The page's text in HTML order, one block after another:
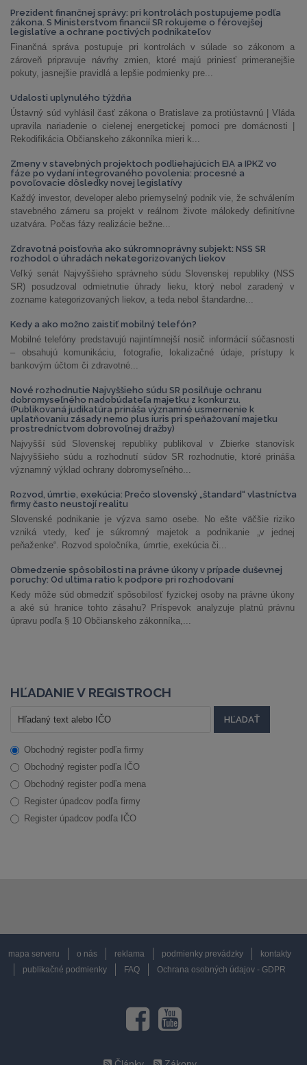
Prezident finančnej správy: pri kontrolách postupujeme podľa
zákona. S Ministerstvom financií SR rokujeme o férovejšej
legislatíve a ochrane poctivých podnikateľov
Finančná správa postupuje pri kontrolách v súlade so zákonom a
zároveň pripravuje návrhy zmien, ktoré majú priniesť primeranejšie
pokuty, jasnejšie pravidlá a lepšie podmienky pre...
Udalosti uplynulého týždňa
Ústavný súd vyhlásil časť zákona o Bratislave za protiústavnú | Vláda
upravila nariadenie o cielenej energetickej pomoci pre domácnosti |
Rekodifikácia Občianskeho zákonníka mieri k...
Zmeny v stavebných projektoch podliehajúcich EIA a IPKZ vo
fáze po vydaní integrovaného povolenia: procesné a
povoľovacie dôsledky novej legislatívy
Každý investor, developer alebo priemyselný podnik vie, že schválením
stavebného zámeru sa projekt v reálnom živote málokedy definitívne
uzatvára. Počas fázy realizácie bežne...
Zdravotná poisťovňa ako súkromnoprávny subjekt: NSS SR
rozhodol o úhradách nekategorizovaných liekov
Veľký senát Najvyššieho správneho súdu Slovenskej republiky (NSS
SR) posudzoval odmietnutie úhrady lieku, ktorý nebol zaradený v
zozname kategorizovaných liekov, a teda nebol štandardne...
Kedy a ako možno zaistiť mobilný telefón?
Mobilné telefóny predstavujú najintímnejší nosič informácií súčasnosti
– obsahujú komunikáciu, fotografie, lokalizačné údaje, prístupy k
bankovým účtom či zdravotné...
Nové rozhodnutie Najvyššieho súdu SR posilňuje ochranu
dobromyseľného nadobúdateľa majetku z konkurzu.
(Publikovaná judikatúra prináša významné usmernenie k
uplatňovaniu zásady nemo plus iuris pri speňažovaní majetku
prostredníctvom dobrovoľnej dražby)
Najvyšší súd Slovenskej republiky publikoval v Zbierke stanovísk
Najvyššieho súdu a rozhodnutí súdov SR rozhodnutie, ktoré prináša
významný výklad ochrany dobromyseľného...
Rozvod, úmrtie, exekúcia: Prečo slovenský „štandard“ vlastníctva
firmy často neustojí realitu
Slovenské podnikanie je výzva samo osebe. No ešte väčšie riziko
vzniká vtedy, keď je súkromný majetok a podnikanie „v jednej
peňaženke“. Rozvod spoločníka, úmrtie, exekúcia či...
Obmedzenie spôsobilosti na právne úkony v prípade duševnej
poruchy: Od ultima ratio k podpore pri rozhodovaní
Kedy môže súd obmedziť spôsobilosť fyzickej osoby na právne úkony
a aké sú hranice tohto zásahu? Príspevok analyzuje platnú právnu
úpravu podľa § 10 Občianskeho zákonníka,...
HĽADANIE V REGISTROCH
Obchodný register podľa firmy
Obchodný register podľa IČO
Obchodný register podľa mena
Register úpadcov podľa firmy
Register úpadcov podľa IČO
mapa serveru o nás reklama podmienky prevádzky
kontakty
publikačné podmienky
FAQ Ochrana osobných údajov - GDPR